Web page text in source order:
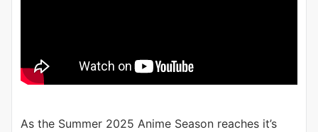
As the Summer 2025 Anime Season reaches it’s